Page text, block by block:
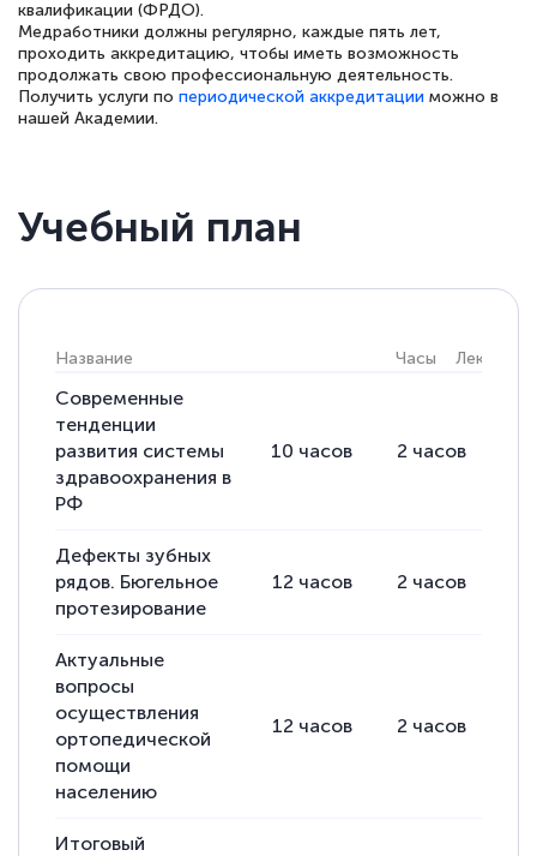
Всем добрый день! Я прошла курс
повышени каалификации по
специальности «Тренер-преподаватель
по тяжелой атлетике»! Хочется
специалисты, ответили на все
интересующие вопросы и в течении
двух…
Светлана К
Знаток города 7 уровня
10 марта 2026
Оставила заявку на обучение онлайн, мне
быстро ответили, разъяснили все детали.
Обучение понравилось: огромное
количество тематической литературы,
пособий и учебников доступно на время
прохождения курса, удобная система
аттестации, проблем не возникло ни на
каком этапе…
квалификации (ФРДО).
Медработники должны регулярно, каждые пять лет,
проходить аккредитацию, чтобы иметь возможность
продолжать свою профессиональную деятельность.
Получить услуги по периодической аккредитации можно в
нашей Академии.
Учебный план
Название Часы Лекции
Современные
тенденции
развития системы
здравоохранения в
РФ
10 часов 2 часов
Дефекты зубных
рядов. Бюгельное
протезирование
12 часов 2 часов
Актуальные
вопросы
осуществления
ортопедической
помощи
населению
12 часов 2 часов
Итоговый